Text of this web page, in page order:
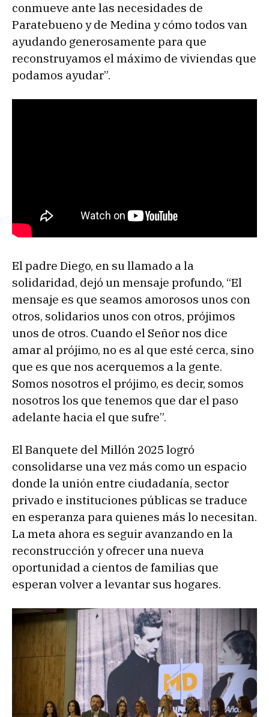
conmueve ante las necesidades de
Paratebueno y de Medina y cómo todos van
ayudando generosamente para que
reconstruyamos el máximo de viviendas que
podamos ayudar”.
El padre Diego, en su llamado a la
solidaridad, dejó un mensaje profundo, “El
mensaje es que seamos amorosos unos con
otros, solidarios unos con otros, prójimos
unos de otros. Cuando el Señor nos dice
amar al prójimo, no es al que esté cerca, sino
que es que nos acerquemos a la gente.
Somos nosotros el prójimo, es decir, somos
nosotros los que tenemos que dar el paso
adelante hacia el que sufre”.
El Banquete del Millón 2025 logró
consolidarse una vez más como un espacio
donde la unión entre ciudadanía, sector
privado e instituciones públicas se traduce
en esperanza para quienes más lo necesitan.
La meta ahora es seguir avanzando en la
reconstrucción y ofrecer una nueva
oportunidad a cientos de familias que
esperan volver a levantar sus hogares.